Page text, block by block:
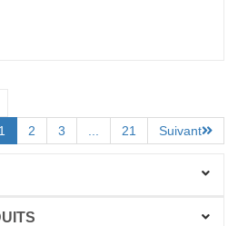
1 2 3 21 Suivant